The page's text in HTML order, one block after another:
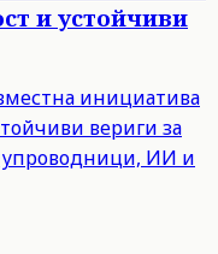
и устойчиви
инициатива
вериги за
ИИ и